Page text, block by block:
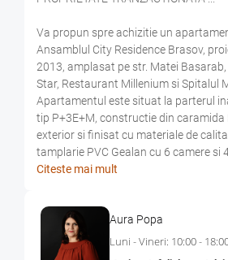
Va propun spre achizitie un
Ansamblul City Residence Brasov,
2013, amplasat pe str. Matei
Star, Restaurant Millenium si Spitalul
Apartamentul este situat la parterul
tip P+3E+M, constructie din
exterior si finisat cu materiale de
tamplarie PVC Gealan cu 6 camere si
incalzire in pardoseala cu centrala
Apartamentul are o suprafata totala
utila de 78 mp plus terasa 24,87 mp,
decomandata, fiind compus din living,
Citeste mai mult
Aura Popa
Luni - Vineri: 10:00 -